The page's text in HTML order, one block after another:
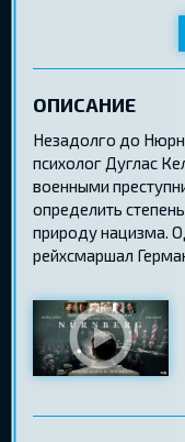
ОПИСАНИЕ
Незадолго до
психолог Дуглас
военными
определить
природу нацизма.
рейхсмаршал